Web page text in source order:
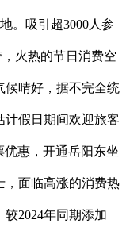
。吸引超3000人参
火热的节日消费空
候晴好，据不完全统
计假日期间欢迎旅客
优惠，开通岳阳东坐
，面临高涨的消费热
2024年同期添加